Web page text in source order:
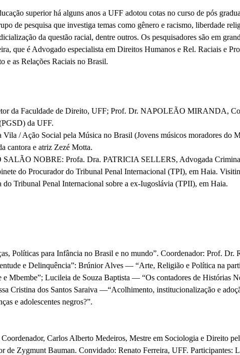
superior há alguns anos a UFF adotou cotas no curso de pós
de pesquisa que investiga temas como gênero e racismo, liberdade
da questão racial, dentre outros. Os pesquisadores são em
que é Advogado especialista em Direitos Humanos e Rel. Raciais e
e as Relações Raciais no Brasil.
da Faculdade de Direito, UFF; Prof. Dr. NAPOLEÃO MIRANDA,
da UFF.
/ Ação Social pela Música no Brasil (Jovens músicos moradores do
cantora e atriz Zezé Motta.
NOBRE: Profa. Dra. PATRICIA SELLERS, Advogada
do Procurador do Tribunal Penal Internacional (TPI), em Haia.
Tribunal Penal Internacional sobre a ex-Iugoslávia (TPII), em Haia.
Políticas para Infância no Brasil e no mundo”. Coordenador: Prof. Dr.
e Delinquência”: Brúnior Alves — “Arte, Religião e Política na
e Mbembe”; Lucileia de Souza Baptista — “Os contadores de Histórias
Cristina dos Santos Saraiva —“Acolhimento, institucionalização e
e adolescentes negros?”.
Carlos Alberto Medeiros, Mestre em Sociologia e Direito
de Zygmunt Bauman. Convidado: Renato Ferreira, UFF. Participantes: